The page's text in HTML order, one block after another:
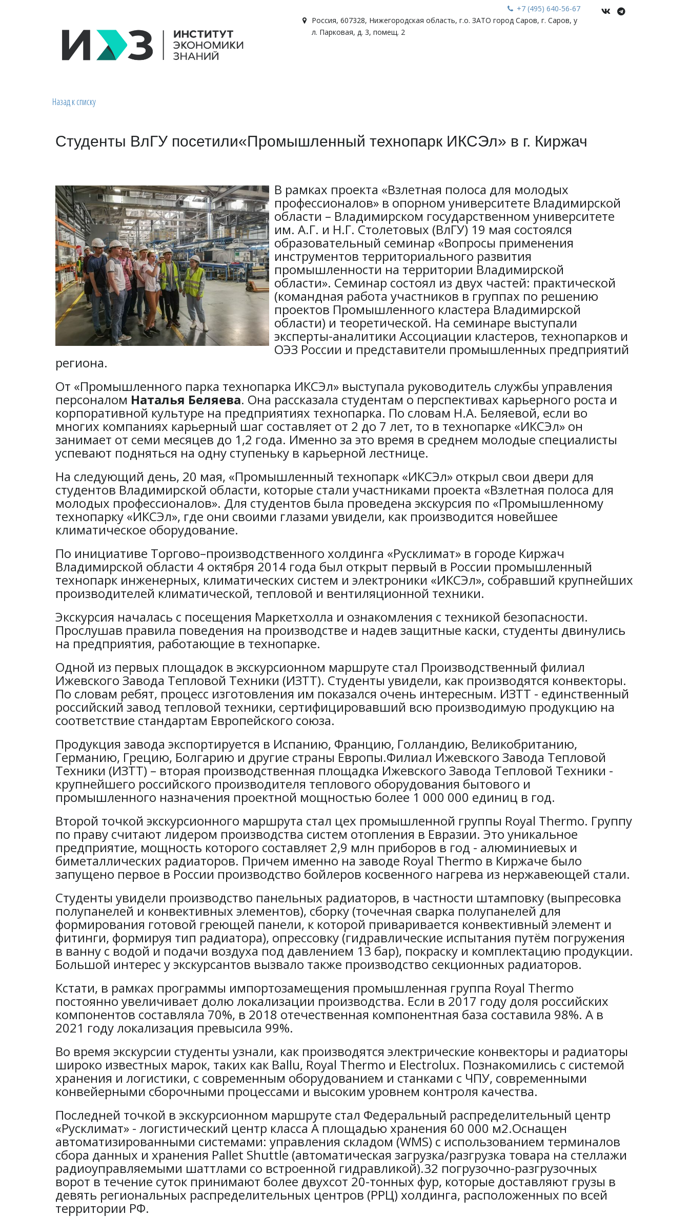
+7 (495) 640-56-67
Россия, 607328, Нижегородская область, г.о. ЗАТО город Саров, г. Саров, у
л. Парковая, д. 3, помещ. 2
Назад к списку
Студенты ВлГУ посетили«Промышленный технопарк ИКСЭл» в г. Киржач
В рамках проекта «Взлетная полоса для молодых
профессионалов» в опорном университете Владимирской
области – Владимирском государственном университете
им. А.Г. и Н.Г. Столетовых (ВлГУ) 19 мая состоялся
образовательный семинар «Вопросы применения
инструментов территориального развития
промышленности на территории Владимирской
области». Семинар состоял из двух частей: практической
(командная работа участников в группах по решению
проектов Промышленного кластера Владимирской
области) и теоретической. На семинаре выступали
эксперты-аналитики Ассоциации кластеров, технопарков и
ОЭЗ России и представители промышленных предприятий
региона.
От «Промышленного парка технопарка ИКСЭл» выступала руководитель службы управления
персоналом Наталья Беляева. Она рассказала студентам о перспективах карьерного роста и
корпоративной культуре на предприятиях технопарка. По словам Н.А. Беляевой, если во
многих компаниях карьерный шаг составляет от 2 до 7 лет, то в технопарке «ИКСЭл» он
занимает от семи месяцев до 1,2 года. Именно за это время в среднем молодые специалисты
успевают подняться на одну ступеньку в карьерной лестнице.
На следующий день, 20 мая, «Промышленный технопарк «ИКСЭл» открыл свои двери для
студентов Владимирской области, которые стали участниками проекта «Взлетная полоса для
молодых профессионалов». Для студентов была проведена экскурсия по «Промышленному
технопарку «ИКСЭл», где они своими глазами увидели, как производится новейшее
климатическое оборудование.
По инициативе Торгово–производственного холдинга «Русклимат» в городе Киржач
Владимирской области 4 октября 2014 года был открыт первый в России промышленный
технопарк инженерных, климатических систем и электроники «ИКСЭл», собравший крупнейших
производителей климатической, тепловой и вентиляционной техники.
Экскурсия началась с посещения Маркетхолла и ознакомления с техникой безопасности.
Прослушав правила поведения на производстве и надев защитные каски, студенты двинулись
на предприятия, работающие в технопарке.
Одной из первых площадок в экскурсионном маршруте стал Производственный филиал
Ижевского Завода Тепловой Техники (ИЗТТ). Студенты увидели, как производятся конвекторы.
По словам ребят, процесс изготовления им показался очень интересным. ИЗТТ - единственный
российский завод тепловой техники, сертифицировавший всю производимую продукцию на
соответствие стандартам Европейского союза.
Продукция завода экспортируется в Испанию, Францию, Голландию, Великобританию,
Германию, Грецию, Болгарию и другие страны Европы.Филиал Ижевского Завода Тепловой
Техники (ИЗТТ) – вторая производственная площадка Ижевского Завода Тепловой Техники -
крупнейшего российского производителя теплового оборудования бытового и
промышленного назначения проектной мощностью более 1 000 000 единиц в год.
Второй точкой экскурсионного маршрута стал цех промышленной группы Royal Thermo. Группу
по праву считают лидером производства систем отопления в Евразии. Это уникальное
предприятие, мощность которого составляет 2,9 млн приборов в год - алюминиевых и
биметаллических радиаторов. Причем именно на заводе Royal Thermo в Киржаче было
запущено первое в России производство бойлеров косвенного нагрева из нержавеющей стали.
Студенты увидели производство панельных радиаторов, в частности штамповку (выпресовка
полупанелей и конвективных элементов), сборку (точечная сварка полупанелей для
формирования готовой греющей панели, к которой приваривается конвективный элемент и
фитинги, формируя тип радиатора), опрессовку (гидравлические испытания путём погружения
в ванну с водой и подачи воздуха под давлением 13 бар), покраску и комплектацию продукции.
Большой интерес у экскурсантов вызвало также производство секционных радиаторов.
Кстати, в рамках программы импортозамещения промышленная группа Royal Thermo
постоянно увеличивает долю локализации производства. Если в 2017 году доля российских
компонентов составляла 70%, в 2018 отечественная компонентная база составила 98%. А в
2021 году локализация превысила 99%.
Во время экскурсии студенты узнали, как производятся электрические конвекторы и радиаторы
широко известных марок, таких как Ballu, Royal Thermo и Electrolux. Познакомились с системой
хранения и логистики, с современным оборудованием и станками с ЧПУ, современными
конвейерными сборочными процессами и высоким уровнем контроля качества.
Последней точкой в экскурсионном маршруте стал Федеральный распределительный центр
«Русклимат» - логистический центр класса А площадью хранения 60 000 м2.Оснащен
автоматизированными системами: управления складом (WMS) с использованием терминалов
сбора данных и хранения Pallet Shuttle (автоматическая загрузка/разгрузка товара на стеллажи
радиоуправляемыми шаттлами со встроенной гидравликой).32 погрузочно-разгрузочных
ворот в течение суток принимают более двухсот 20-тонных фур, которые доставляют грузы в
девять региональных распределительных центров (РРЦ) холдинга, расположенных по всей
территории РФ.